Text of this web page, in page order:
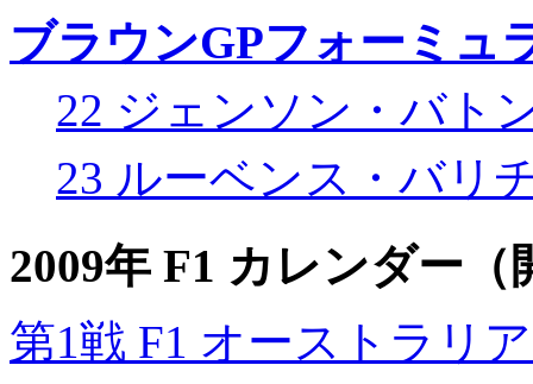
ブラウンGPフォーミュ
22 ジェンソン・バト
23 ルーベンス・バリ
2009年 F1 カレンダー
第1戦 F1 オーストラリ